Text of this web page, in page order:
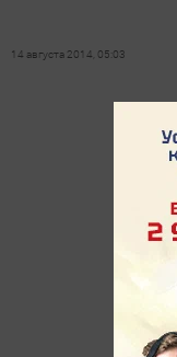
14 августа 2014, 05:03